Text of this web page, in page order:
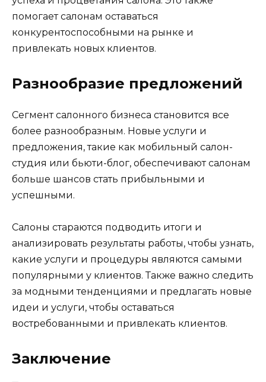
помогает салонам оставаться
конкурентоспособными на рынке и
привлекать новых клиентов.
Разнообразие предложений
Сегмент салонного бизнеса становится все
более разнообразным. Новые услуги и
предложения, такие как мобильный салон-
студия или бьюти-блог, обеспечивают салонам
больше шансов стать прибыльными и
успешными.
Салоны стараются подводить итоги и
анализировать результаты работы, чтобы узнать,
какие услуги и процедуры являются самыми
популярными у клиентов. Также важно следить
за модными тенденциями и предлагать новые
идеи и услуги, чтобы оставаться
востребованными и привлекать клиентов.
Заключение